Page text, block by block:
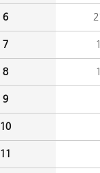
6
7
8
9
10
11